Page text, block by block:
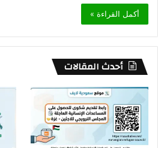
أكمل القراءة »
أحدث المقالات